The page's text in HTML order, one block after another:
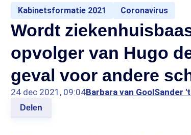
Kabinetsformatie 2021 Coronavirus
Wordt
opvolger van Hugo
geval voor andere
24 dec 2021, 09:04Barbara van GoolSander
Delen